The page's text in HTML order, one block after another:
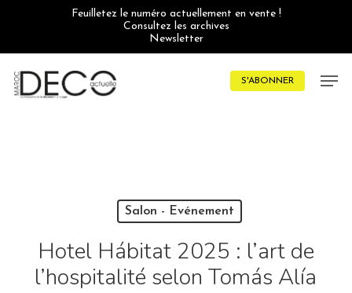
Feuilletez le numéro actuellement en vente !
Consultez les archives
Newsletter
S'ABONNER
Salon - Evénement
Hotel Hábitat 2025 : l’art de
l’hospitalité selon Tomás Alía